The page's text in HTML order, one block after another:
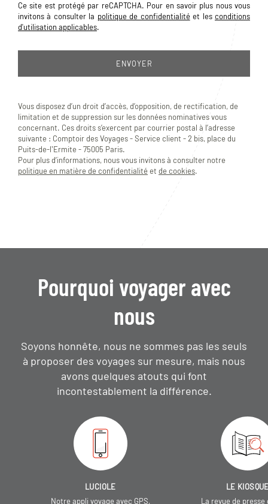
Ce site est protégé par reCAPTCHA. Pour en savoir plus nous vous
invitons à consulter la politique de confidentialitéet lesconditions
d'utilisation applicables.
Vous disposez d’un droit d’accès, d’opposition, de rectification, de
limitation et de suppression sur les données nominatives vous
concernant. Ces droits s’exercent par courrier postal à l’adresse
suivante : Comptoir des Voyages - Service client - 2 bis, place du
Puits-de-lʼErmite - 75005 Paris.
Pour plus d’informations, nous vous invitons à consulter notre
politique en matière de confidentialité et de cookies.
Pourquoi voyager avec
nous
Soyons honnête, nous ne sommes pas les seuls
à proposer des voyages sur mesure, mais nous
avons quelques atouts qui font
incontestablement la différence.
LUCIOLE
Notre appli voyage avec GPS,
LE
La revue de presse